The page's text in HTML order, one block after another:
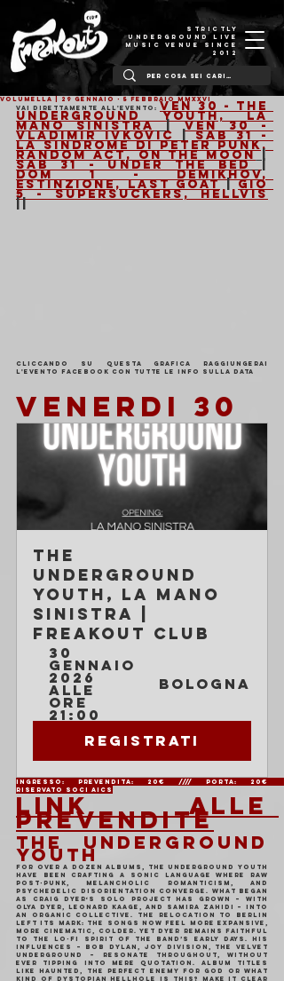
STRICTLY
UNDERGROUND LIVE
MUSIC VENUE SINCE
2012
VOLUMELLA | 29 Gennaio - 5 Febbraio MMXXVI
Vai direttamente all'evento: Ven 30 - The
Underground Youth, La
Mano Sinistra | Ven 30 -
Vladimir Ivkovic | Sab 31 -
La Sindrome Di Peter Punk,
Random Act, On The Moon |
Sab 31 - Under the bed
Dom 1 - Demikhov,
Estinzione, Last Goat | Gio
5 - Supersuckers, Hellvis
||
Cliccando su questa grafica raggiungerai
l'evento facebook con tutte le info sulla data
VENERDI 30
The
Underground
Youth, La Mano
Sinistra |
Freakout Club
30
gennaio
2026
alle
ore
21:00
Bologna
Registrati
Ingresso: Prevendita: 20€ //// Porta: 20€
Riservato soci AICS
LINK ALLE
PREVENDITE
THE UNDERGROUND
YOUTH
For over a dozen albums, The Underground Youth
have been crafting a sonic language where raw
post-punk, melancholic romanticism, and
psychedelic disorientation converge. What began
as Craig Dyer‘s solo project has grown – with
Olya Dyer, Leonard Kaage, and Samira Zahidi – into
an organic collective. The relocation to Berlin
left its mark: the songs now feel more expansive,
more cinematic, colder. Yet Dyer remains faithful
to the lo-fi spirit of the band’s early days. His
influences – Bob Dylan, Joy Division, The Velvet
Underground – resonate throughout, without
ever tipping into mere quotation. Album titles
like Haunted, The Perfect Enemy For God or What
Kind of Dystopian Hellhole Is This? make it clear